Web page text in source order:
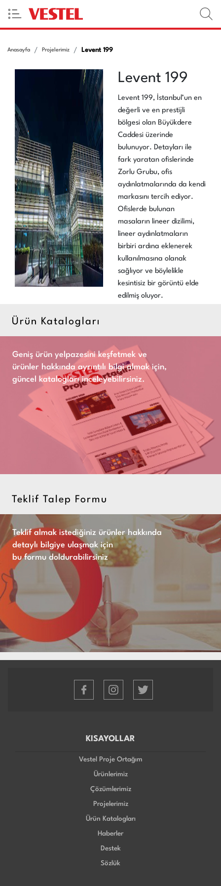
Anasayfa Projelerimiz Levent 199
Levent 199
Levent 199, İstanbul’un en
değerli ve en prestijli
bölgesi olan Büyükdere
Caddesi üzerinde
bulunuyor. Detayları ile
fark yaratan ofislerinde
Zorlu Grubu, ofis
aydınlatmalarında da kendi
markasını tercih ediyor.
Ofislerde bulunan
masaların lineer dizilimi,
lineer aydınlatmaların
birbiri ardına eklenerek
kullanılmasına olanak
sağlıyor ve böylelikle
kesintisiz bir görüntü elde
edilmiş oluyor.
Ürün Katalogları
Geniş ürün yelpazesini keşfetmek ve
ürünler hakkında ayrıntılı bilgi almak için,
güncel katalogları inceleyebilirsiniz.
Teklif Talep Formu
Teklif almak istediğiniz ürünler hakkında
detaylı bilgiye ulaşmak için
bu formu doldurabilirsiniz
KISAYOLLAR
Vestel Proje Ortağım
Ürünlerimiz
Çözümlerimiz
Projelerimiz
Ürün Katalogları
Haberler
Destek
Sözlük